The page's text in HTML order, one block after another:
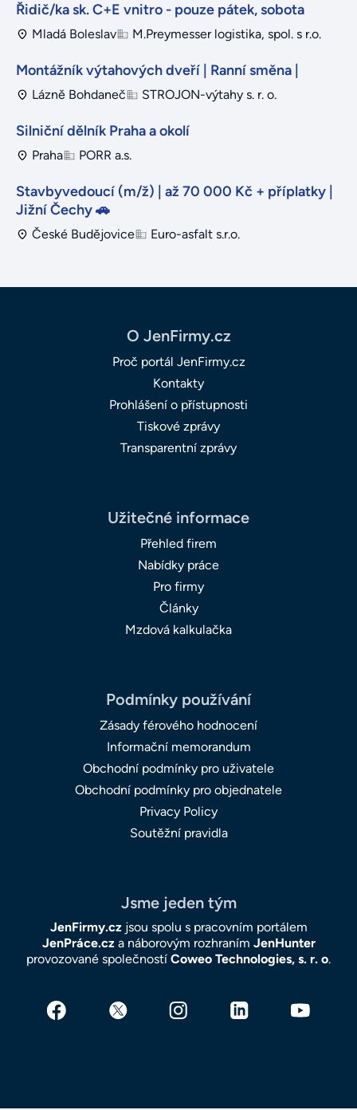
Řidič/ka sk. C+E vnitro - pouze pátek, sobota
Mladá Boleslav M.Preymesser logistika, spol. s r.o.
Montážník výtahových dveří | Ranní směna |
Lázně Bohdaneč STROJON-výtahy s. r. o.
Silniční dělník Praha a okolí
Praha PORR a.s.
Stavbyvedoucí (m/ž) | až 70 000 Kč + příplatky |
Jižní Čechy 🚗
České Budějovice Euro-asfalt s.r.o.
O JenFirmy.cz
Proč portál JenFirmy.cz
Kontakty
Prohlášení o přístupnosti
Tiskové zprávy
Transparentní zprávy
Užitečné informace
Přehled firem
Nabídky práce
Pro firmy
Články
Mzdová kalkulačka
Podmínky používání
Zásady férového hodnocení
Informační memorandum
Obchodní podmínky pro uživatele
Obchodní podmínky pro objednatele
Privacy Policy
Soutěžní pravidla
Jsme jeden tým
JenFirmy.czjsou spolu s pracovním portálem
JenPráce.cza náborovým rozhraním JenHunter
provozované společností Coweo Technologies, s. r. o.